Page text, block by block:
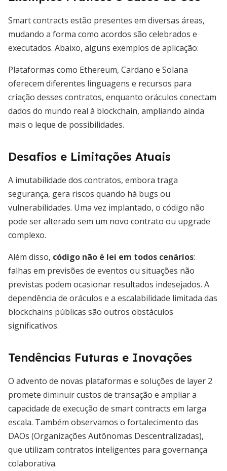
Smart contracts estão presentes em diversas áreas,
mudando a forma como acordos são celebrados e
executados. Abaixo, alguns exemplos de aplicação:
Plataformas como Ethereum, Cardano e Solana
oferecem diferentes linguagens e recursos para
criação desses contratos, enquanto oráculos conectam
dados do mundo real à blockchain, ampliando ainda
mais o leque de possibilidades.
Desafios e Limitações Atuais
A imutabilidade dos contratos, embora traga
segurança, gera riscos quando há bugs ou
vulnerabilidades. Uma vez implantado, o código não
pode ser alterado sem um novo contrato ou upgrade
complexo.
Além disso, código não é lei em todos cenários:
falhas em previsões de eventos ou situações não
previstas podem ocasionar resultados indesejados. A
dependência de oráculos e a escalabilidade limitada das
blockchains públicas são outros obstáculos
significativos.
Tendências Futuras e Inovações
O advento de novas plataformas e soluções de layer 2
promete diminuir custos de transação e ampliar a
capacidade de execução de smart contracts em larga
escala. Também observamos o fortalecimento das
DAOs (Organizações Autônomas Descentralizadas),
que utilizam contratos inteligentes para governança
colaborativa.